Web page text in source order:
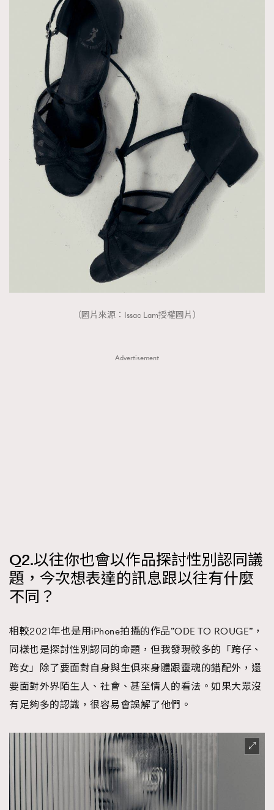
TRENDING
（圖片來源：Issac Lam授權圖片）
Advertisement
Q2.以往你也會以作品探討性別認同議
題，今次想表達的訊息跟以往有什麼
不同？
相較2021年也是用iPhone拍攝的作品”ODE TO ROUGE”，
同樣也是探討性別認同的命題，但我發現較多的「跨仔、
跨女」除了要面對自身與生俱來身體跟靈魂的錯配外，還
要面對外界陌生人、社會、甚至情人的看法。如果大眾沒
有足夠多的認識，很容易會誤解了他們。